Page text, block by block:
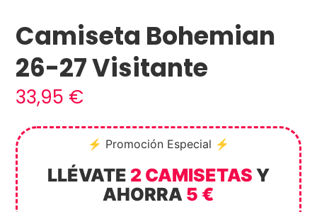
Camiseta Bohemian
26-27 Visitante
33,95 €
⚡ Promoción Especial ⚡
LLÉVATE 2 CAMISETAS Y
AHORRA 5 €